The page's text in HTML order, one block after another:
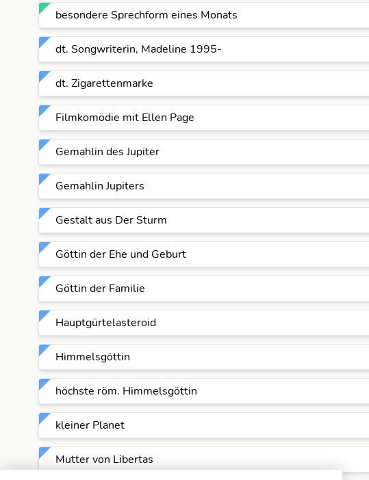
besondere Sprechform eines Monats
dt. Songwriterin, Madeline 1995-
dt. Zigarettenmarke
Filmkomödie mit Ellen Page
Gemahlin des Jupiter
Gemahlin Jupiters
Gestalt aus Der Sturm
Göttin der Ehe und Geburt
Göttin der Familie
Hauptgürtelasteroid
Himmelsgöttin
höchste röm. Himmelsgöttin
kleiner Planet
Mutter von Libertas